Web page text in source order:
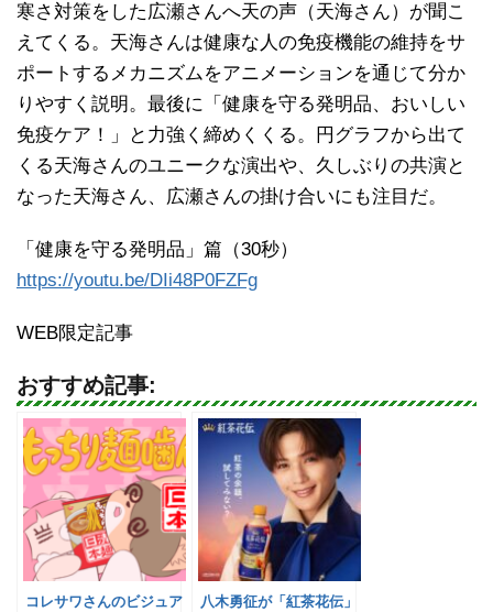
寒さ対策をした広瀬さんへ天の声（天海さん）が聞こ
えてくる。天海さんは健康な人の免疫機能の維持をサ
ポートするメカニズムをアニメーションを通じて分か
りやすく説明。最後に「健康を守る発明品、おいしい
免疫ケア！」と力強く締めくくる。円グラフから出て
くる天海さんのユニークな演出や、久しぶりの共演と
なった天海さん、広瀬さんの掛け合いにも注目だ。
「健康を守る発明品」篇（30秒）
https://youtu.be/DIi48P0FZFg
WEB限定記事
おすすめ記事:
コレサワさんのビジュア
八木勇征が「紅茶花伝」